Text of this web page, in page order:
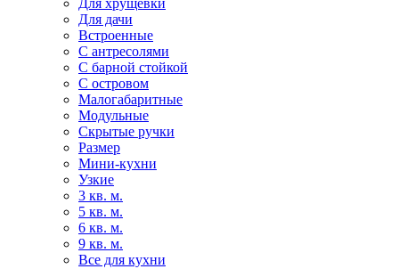
Для хрущевки
Для дачи
Встроенные
С антресолями
С барной стойкой
С островом
Малогабаритные
Модульные
Скрытые ручки
Размер
Мини-кухни
Узкие
3 кв. м.
5 кв. м.
6 кв. м.
9 кв. м.
Все для кухни